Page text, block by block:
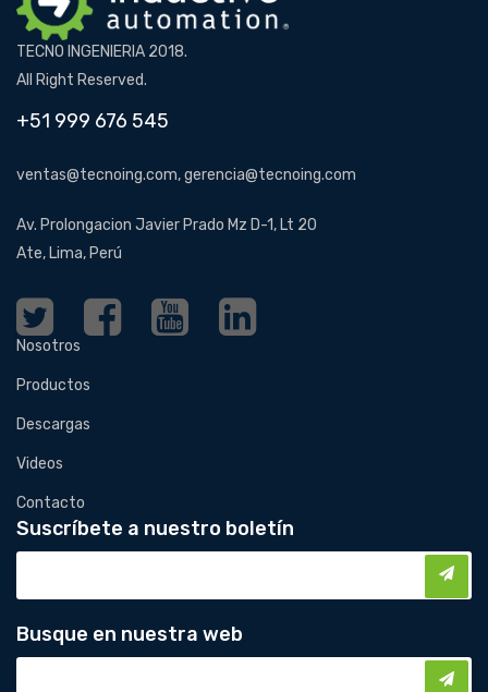
TECNO INGENIERIA 2018.
All Right Reserved.
+51 999 676 545
ventas@tecnoing.com, gerencia@tecnoing.com
Av. Prolongacion Javier Prado Mz D-1, Lt 20
Ate, Lima, Perú
Nosotros
Productos
Descargas
Videos
Contacto
Suscríbete a nuestro boletín
Busque en nuestra web